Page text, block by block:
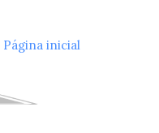
Página inicial